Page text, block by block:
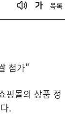
목록
첨가"
핑몰의 상품 정
.